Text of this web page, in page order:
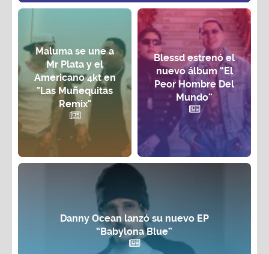
Maluma se une a
Mr Plata y el
Americano 4kt en
"Las Muñequitas
Remix"
Blessd estrenó el
nuevo álbum “El
Peor Hombre Del
Mundo”
Danny Ocean lanzó su nuevo EP
“Babylona Blue”